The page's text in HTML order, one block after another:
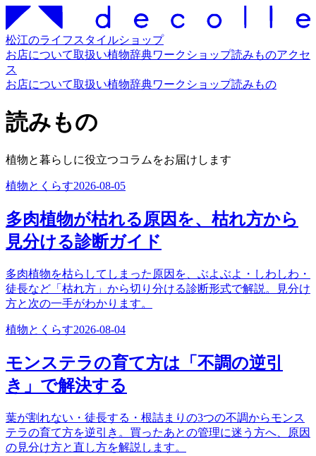
松江のライフスタイルショップ
お店について取扱い植物辞典ワークショップ読みものアクセ
ス
お店について取扱い植物辞典ワークショップ読みもの
読みもの
植物と暮らしに役立つコラムをお届けします
植物とくらす2026-08-05
多肉植物が枯れる原因を、枯れ方から
見分ける診断ガイド
多肉植物を枯らしてしまった原因を、ぶよぶよ・しわしわ・
徒長など「枯れ方」から切り分ける診断形式で解説。見分け
方と次の一手がわかります。
植物とくらす2026-08-04
モンステラの育て方は「不調の逆引
き」で解決する
葉が割れない・徒長する・根詰まりの3つの不調からモンス
テラの育て方を逆引き。買ったあとの管理に迷う方へ、原因
の見分け方と直し方を解説します。